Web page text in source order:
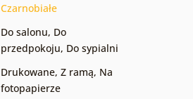
Czarnobiałe
Do salonu, Do
przedpokoju, Do sypialni
Drukowane, Z ramą, Na
fotopapierze